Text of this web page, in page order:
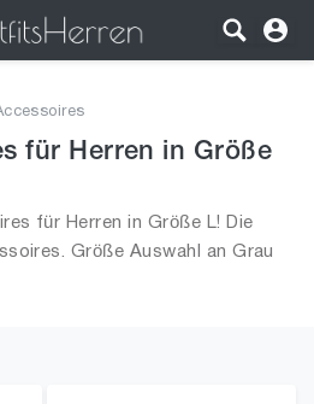
für Herren in Größe
für Herren in Größe L! Die
Größe Auswahl an Grau
alle Trends aus 2026 für